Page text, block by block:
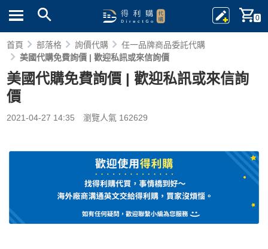
0
首頁 部落格 詢價代購
任一品牌商品委託代購
美國代購免費詢價 | 歡迎私訊或來信詢價
美國代購免費詢價 | 歡迎私訊或來信詢
價
2021-04-27 14:35 瀏覽人氣 162629